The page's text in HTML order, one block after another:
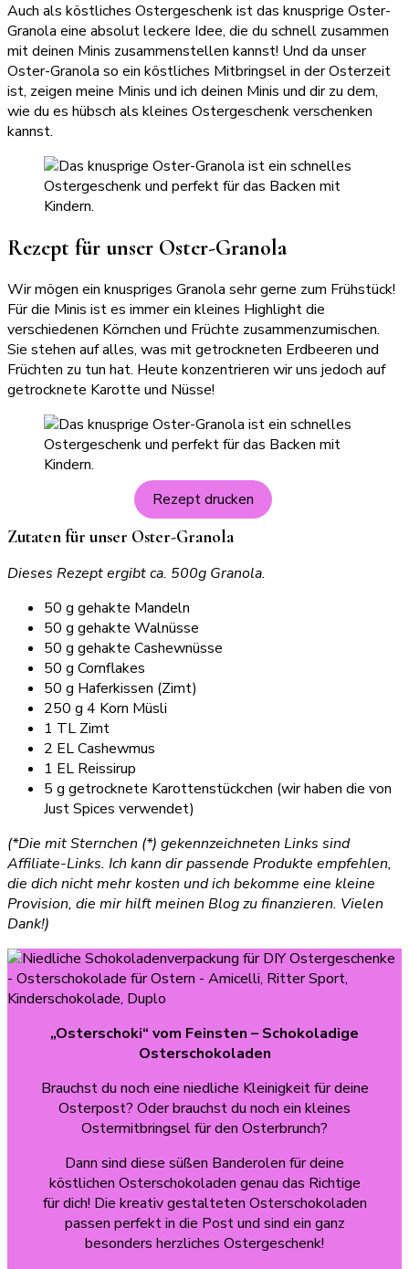
Auch als köstliches Ostergeschenk ist das knusprige Oster-
Granola eine absolut leckere Idee, die du schnell zusammen
mit deinen Minis zusammenstellen kannst! Und da unser
Oster-Granola so ein köstliches Mitbringsel in der Osterzeit
ist, zeigen meine Minis und ich deinen Minis und dir zu dem,
wie du es hübsch als kleines Ostergeschenk verschenken
kannst.
Rezept für unser Oster-Granola
Wir mögen ein knuspriges Granola sehr gerne zum Frühstück!
Für die Minis ist es immer ein kleines Highlight die
verschiedenen Körnchen und Früchte zusammenzumischen.
Sie stehen auf alles, was mit getrockneten Erdbeeren und
Früchten zu tun hat. Heute konzentrieren wir uns jedoch auf
getrocknete Karotte und Nüsse!
Rezept drucken
Zutaten für unser Oster-Granola
Dieses Rezept ergibt ca. 500g Granola.
50 g gehakte Mandeln
50 g gehakte Walnüsse
50 g gehakte Cashewnüsse
50 g Cornflakes
50 g Haferkissen (Zimt)
250 g 4 Korn Müsli
1 TL Zimt
2 EL Cashewmus
1 EL Reissirup
5 g getrocknete Karottenstückchen (wir haben die von
Just Spices verwendet)
(*Die mit Sternchen (*) gekennzeichneten Links sind
Affiliate-Links. Ich kann dir passende Produkte empfehlen,
die dich nicht mehr kosten und ich bekomme eine kleine
Provision, die mir hilft meinen Blog zu finanzieren. Vielen
Dank!)
„Osterschoki“ vom Feinsten – Schokoladige
Osterschokoladen
Brauchst du noch eine niedliche Kleinigkeit für deine
Osterpost? Oder brauchst du noch ein kleines
Ostermitbringsel für den Osterbrunch?
Dann sind diese süßen Banderolen für deine
köstlichen Osterschokoladen genau das Richtige
für dich! Die kreativ gestalteten Osterschokoladen
passen perfekt in die Post und sind ein ganz
besonders herzliches Ostergeschenk!